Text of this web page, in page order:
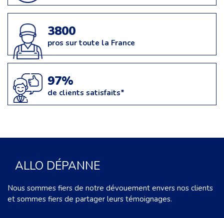
3800
pros sur toute la France
97%
de clients satisfaits*
ALLO DÉPANNE
Nous sommes fiers de notre dévouement envers nos clients
et sommes fiers de partager leurs témoignages.